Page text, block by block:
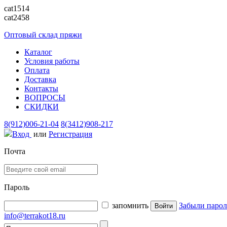
cat1514
cat2458
Оптовый склад пряжи
Каталог
Условия работы
Оплата
Доставка
Контакты
ВОПРОСЫ
СКИДКИ
8(912)006-21-04 8(3412)908-217
Вход или Регистрация
Почта
Пароль
запомнить
Забыли
info@terrakot18.ru